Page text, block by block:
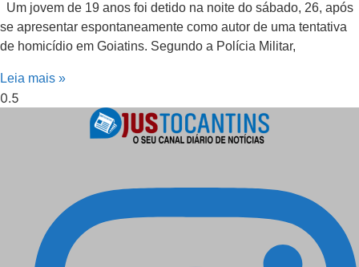
Um jovem de 19 anos foi detido na noite do sábado, 26, após
se apresentar espontaneamente como autor de uma tentativa
de homicídio em Goiatins. Segundo a Polícia Militar,
Leia mais »